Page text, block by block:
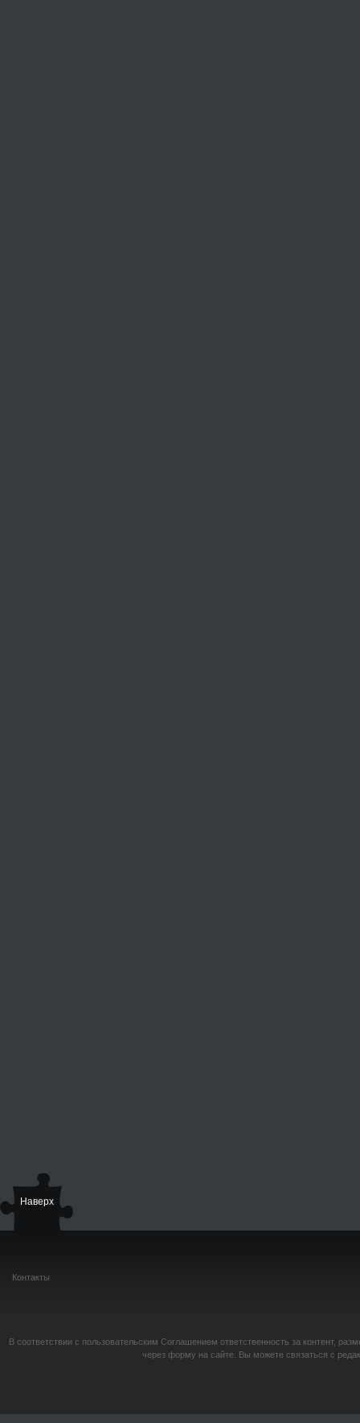
Наверх
Контакты
В соответствии с пользовательским Соглашением ответственность за контент,
через форму на сайте. Вы можете связаться с